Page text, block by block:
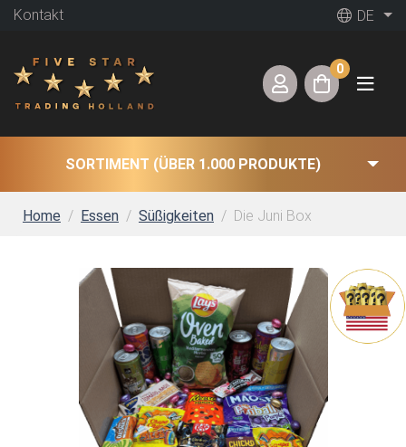
Kontakt DE
0
SORTIMENT (ÜBER 1.000 PRODUKTE)
Home Essen Süßigkeiten Die Juni Box